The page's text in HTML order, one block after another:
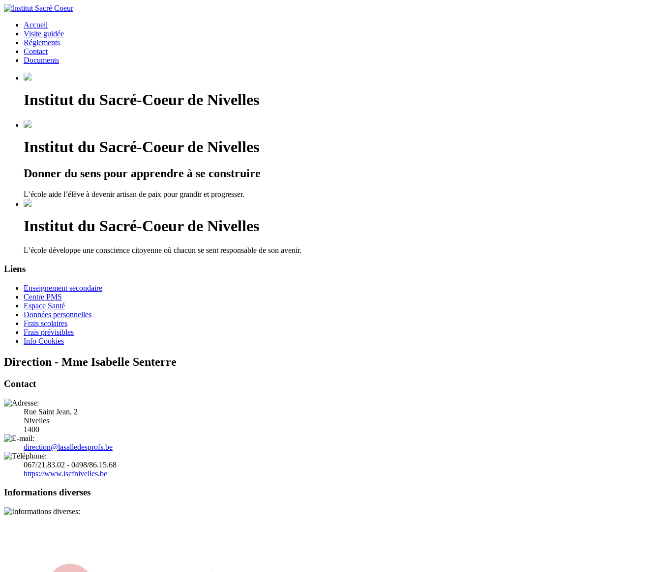
Accueil
Visite guidée
Réglements
Contact
Documents
Institut du Sacré-Coeur de Nivelles
Institut du Sacré-Coeur de Nivelles
Donner du sens pour apprendre à se construire
L’école aide l’élève à devenir artisan de paix pour grandir et progresser.
Institut du Sacré-Coeur de Nivelles
L’école développe une conscience citoyenne où chacun se sent responsable de son avenir.
Liens
Enseignement secondaire
Centre PMS
Espace Santé
Données personnelles
Frais scolaires
Frais prévisibles
Info Cookies
Direction - Mme Isabelle Senterre
Contact
Rue Saint Jean, 2
Nivelles
1400
direction@lasalledesprofs.be
067/21.83.02 - 0498/86.15.68
https://www.iscfnivelles.be
Informations diverses